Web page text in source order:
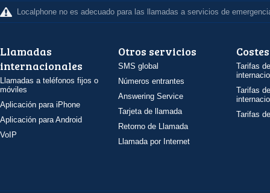
Localphone no es adecuado para las llamadas a servicios de
Llamadas
internacionales
Llamadas a teléfonos fijos o
móviles
Aplicación para iPhone
Aplicación para Android
VoIP
Otros servicios
SMS global
Números entrantes
Answering Service
Tarjeta de llamada
Retorno de Llamada
Llamada por Internet
Costes
Tarifas
Tarifas
Tarifas